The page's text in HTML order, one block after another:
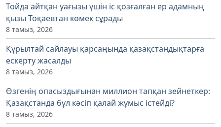
Тойда айтқан уағызы үшін іс қозғалған ер адамның
қызы Тоқаевтан көмек сұрады
8 тамыз, 2026
Құрылтай сайлауы қарсаңында қазақстандықтарға
ескерту жасалды
8 тамыз, 2026
Өзгенің опасыздығынан миллион тапқан зейнеткер:
Қазақстанда бұл кәсіп қалай жұмыс істейді?
8 тамыз, 2026